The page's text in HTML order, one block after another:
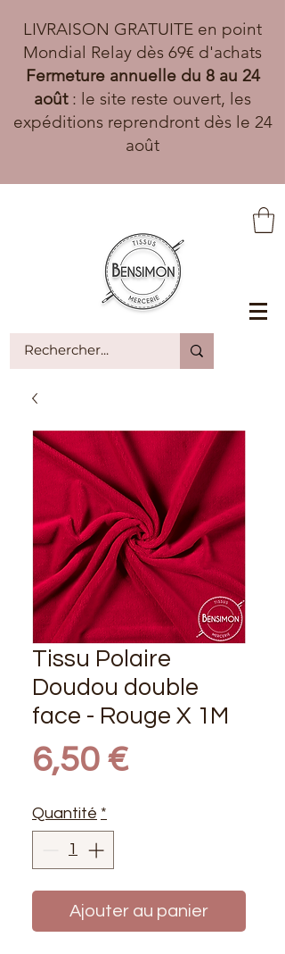
LIVRAISON GRATUITE en point
Mondial Relay dès 69€ d'achats
Fermeture annuelle du 8 au 24
août: le site reste ouvert, les
expéditions reprendront dès le 24
août
Tissu Polaire
Doudou double
face - Rouge X 1M
6,50 €Prix
Quantité *
Ajouter au panier